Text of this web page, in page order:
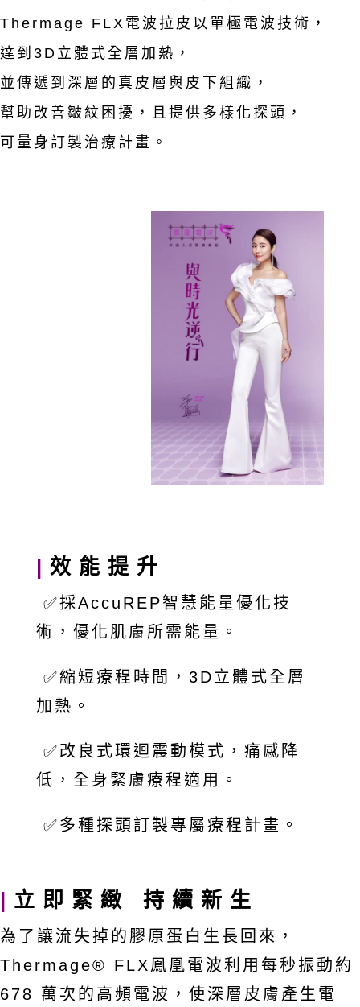
Thermage FLX電波拉皮以單極電波技術，
達到3D立體式全層加熱，
並傳遞到深層的真皮層與皮下組織，
幫助改善皺紋困擾，且提供多樣化探頭，
可量身訂製治療計畫。
| 效能提升
✅採AccuREP智慧能量優化技
術，優化肌膚所需能量。
✅縮短療程時間，3D立體式全層
加熱。
✅ 改良式環迴震動模式，痛感降
低，全身緊膚療程適用。
✅ 多種探頭訂製專屬療程計畫。
| 立即緊緻 持續新生
為了讓流失掉的膠原蛋白生長回來，
Thermage® FLX鳳凰電波利用每秒振動約
678 萬次的高頻電波，使深層皮膚產生電